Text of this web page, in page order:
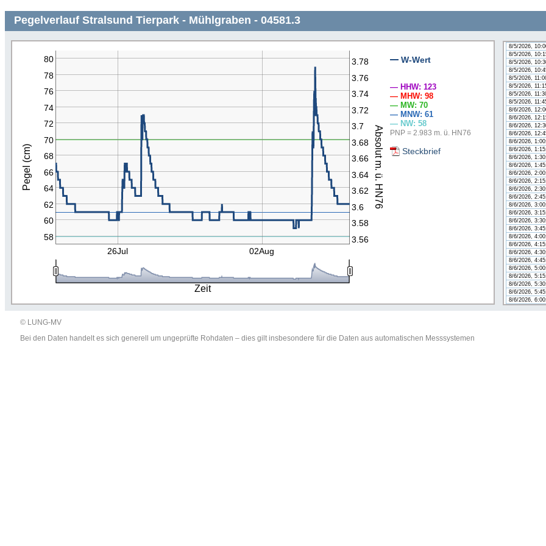
Pegelverlauf Stralsund Tierpark - Mühlgraben - 04581.3
Zeit
Pegel (cm) Absolut m. ü. HN76
58
60
62
64
66
68
70
72
74
76
78
80
3.56
3.58
3.6
3.62
3.64
3.66
3.68
3.7
3.72
3.74
3.76
3.78
26Jul 02Aug
W-Wert
— HHW: 123
— MHW: 98
— MW: 70
— MNW: 61
— NW: 58
PNP = 2.983 m. ü. HN76
Steckbrief
8/5/2026,
8/5/2026,
8/5/2026,
8/5/2026,
8/5/2026,
8/5/2026,
8/5/2026,
8/5/2026,
8/5/2026,
8/6/2026,
8/6/2026,
8/6/2026,
8/6/2026,
8/6/2026,
8/6/2026,
8/6/2026,
8/6/2026,
8/6/2026,
8/6/2026,
8/6/2026,
8/6/2026,
8/6/2026,
8/6/2026,
8/6/2026,
8/6/2026,
8/6/2026,
8/6/2026,
8/6/2026,
8/6/2026,
8/6/2026,
8/6/2026,
8/6/2026,
8/6/2026,
8/6/2026,
© LUNG-MV
Bei den Daten handelt es sich generell um ungeprüfte Rohdaten – dies gilt insbesondere für die Daten aus automatischen Messsystemen